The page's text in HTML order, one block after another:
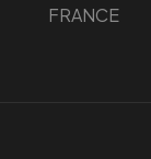
FRANCE